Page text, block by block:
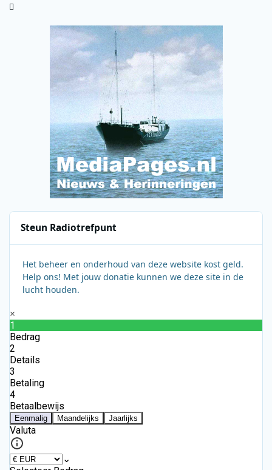
Steun Radiotrefpunt
Het beheer en onderhoud van deze website kost geld.
Help ons! Met jouw donatie kunnen we deze site in de
lucht houden.